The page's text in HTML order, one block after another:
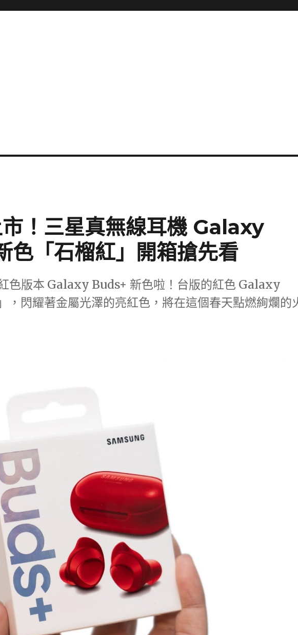
！三星真無線耳機 Galaxy
色「石榴紅」開箱搶先看
色版本 Galaxy Buds+ 新色啦！台版的紅色 Galaxy
，閃耀著金屬光澤的亮紅色，將在這個春天點燃絢爛的